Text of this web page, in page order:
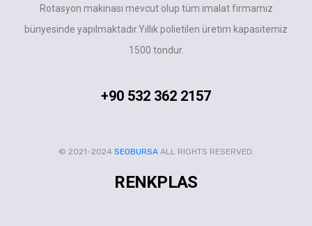
Rotasyon makinası mevcut olup tüm imalat firmamız
bünyesinde yapılmaktadır.Yıllık polietilen üretim kapasitemiz
1500 tondur.
+90 532 362 2157
© 2021-2024 SEOBURSAALL RIGHTS RESERVED.
RENKPLAS